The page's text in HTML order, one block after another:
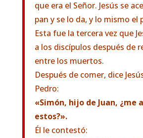
que era el Señor. Jesús se
pan y se lo da, y lo mismo el
Esta fue la tercera vez que
a los discípulos después de
entre los muertos.
Después de comer, dice
Pedro:
«Simón, hijo de Juan, ¿me
estos?».
Él le contestó: